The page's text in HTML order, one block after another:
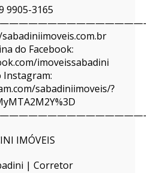
9905-3165
do Facebook:
imoveissabadini
Instagram:
sabadiniimoveis/?
IMÓVEIS
| Corretor